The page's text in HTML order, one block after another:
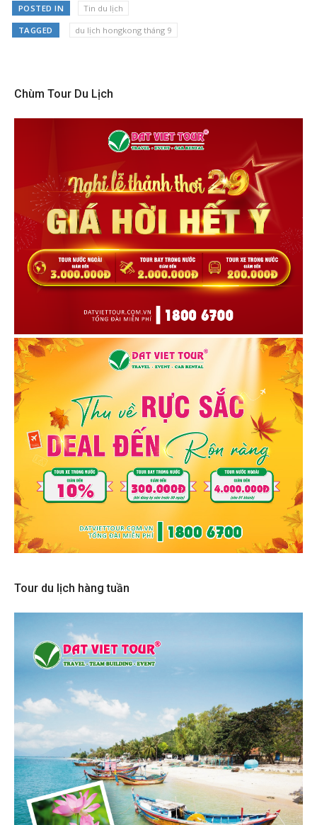
POSTED IN Tin du lịch
TAGGED du lịch hongkong tháng 9
Chùm Tour Du Lịch
Tour du lịch hàng tuần